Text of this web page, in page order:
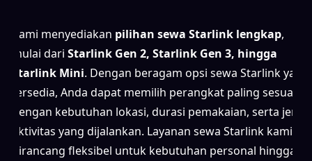
Kami menyediakan pilihan sewa Starlink lengkap,
mulai dariStarlink Gen 2, Starlink Gen 3, hingga
Starlink Mini. Dengan beragam opsi sewa Starlink yang
tersedia, Anda dapat memilih perangkat paling sesuai
dengan kebutuhan lokasi, durasi pemakaian, serta jenis
aktivitas yang dijalankan. Layanan sewa Starlink kami
dirancang fleksibel untuk kebutuhan personal hingga